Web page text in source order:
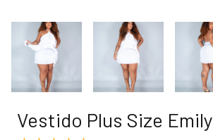
Vestido Plus Size Emily